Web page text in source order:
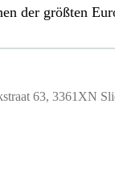
der größten
63, 3361XN